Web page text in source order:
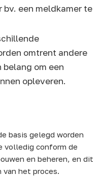
bv. een meldkamer te
omtrent andere
belang om een
opleveren.
basis gelegd worden
volledig conform de
en beheren, en dit
het proces.